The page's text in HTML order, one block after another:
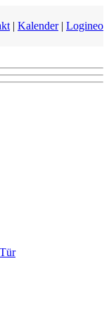
| Kalender| Logineo